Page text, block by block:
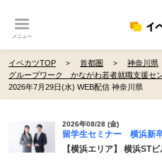
メニュー
イベカツTOP 首都圏
神奈川県
グループワーク かながわ若者就職支援セ
2026年7月29日(水) WEB配信 神奈川県
2026年08/28 (金)
留学生セミナー 横浜新
【横浜エリア】 横浜ST